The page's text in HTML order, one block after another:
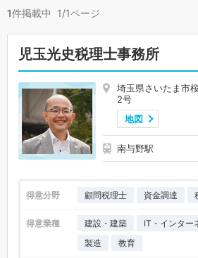
1件掲載中 1/1ページ
児玉光史税理士事務所
埼玉県さいたま市
2号
地図
南与野駅
得意分野 顧問税理士 資金調達
得意業種 建設・建築 IT・インター
製造
教育